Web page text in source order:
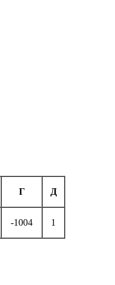
Г Д
-1004 1